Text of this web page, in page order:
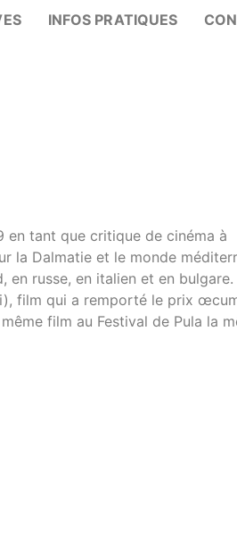
INFOS PRATIQUES
en tant que critique de cinéma à
la Dalmatie et le monde
russe, en italien et en bulgare.
film qui a remporté le prix
film au Festival de Pula la